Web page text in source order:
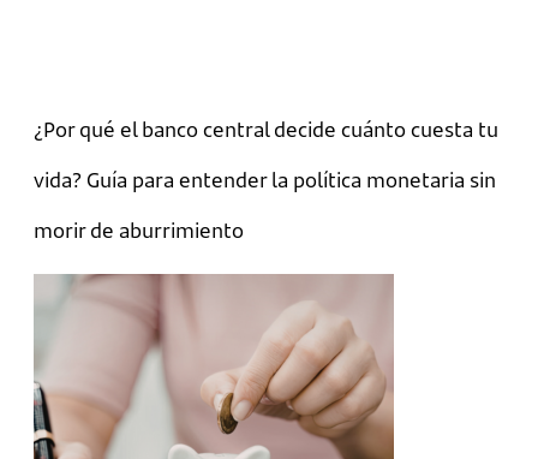
¿Por qué el banco central decide cuánto cuesta tu
vida? Guía para entender la política monetaria sin
morir de aburrimiento